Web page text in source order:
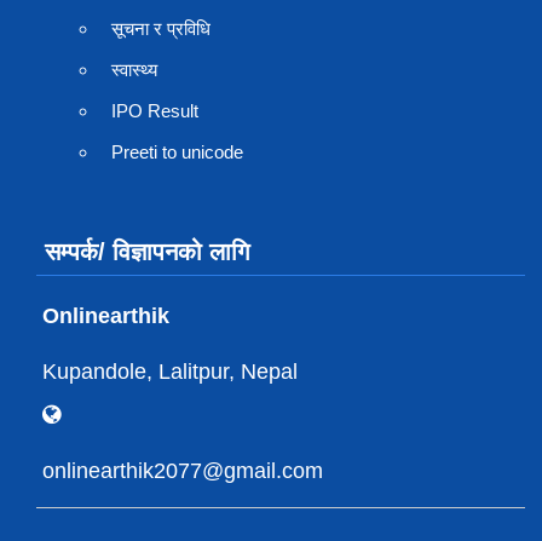
सूचना र प्रविधि
स्वास्थ्य
IPO Result
Preeti to unicode
सम्पर्क/ विज्ञापनको लागि
Onlinearthik
Kupandole, Lalitpur, Nepal
onlinearthik2077@gmail.com